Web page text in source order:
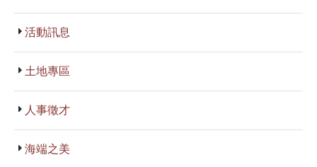
活動訊息
土地專區
人事徵才
海端之美